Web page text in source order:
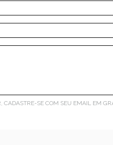
CADASTRE-SE COM SEU EMAIL EM